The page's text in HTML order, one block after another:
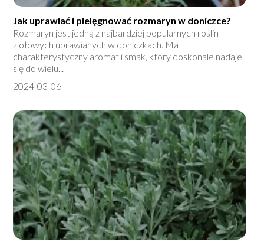
Jak uprawiać i pielęgnować rozmaryn w doniczce?
Rozmaryn jest jedną z najbardziej popularnych roślin
ziołowych uprawianych w doniczkach. Ma
charakterystyczny aromat i smak, który doskonale nadaje
się do wielu...
2024-03-06